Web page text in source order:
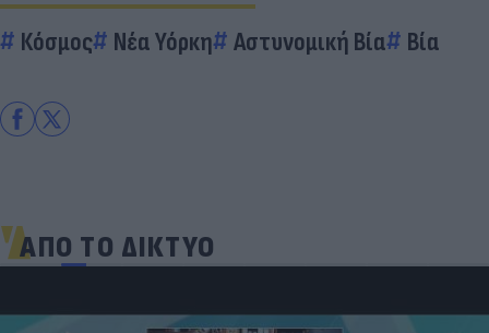
Κόσμος Νέα Υόρκη Αστυνομική Βία Βία
ΑΠΟ ΤΟ ΔΙΚΤΥΟ